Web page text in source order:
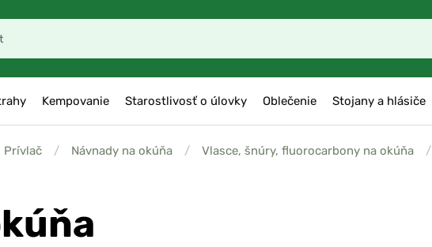
Kempovanie Starostlivosť o úlovky Oblečenie Stojany a hlásiče
Prívlač / Návnady na okúňa / Vlasce, šnúry, fluorocarbony na okúňa /